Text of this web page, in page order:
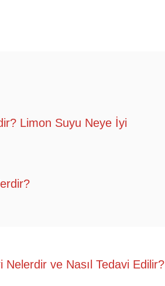
Limon Suyu Neye İyi
ve Nasıl Tedavi Edilir?